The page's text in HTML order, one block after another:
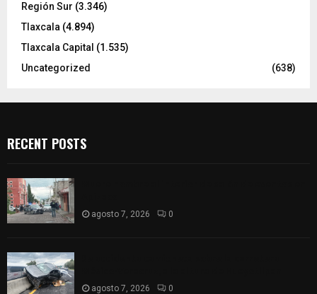
Región Sur (3.346)
Tlaxcala (4.894)
Tlaxcala Capital (1.535)
Uncategorized
(638)
RECENT POSTS
agosto 7, 2026 0
agosto 7, 2026 0